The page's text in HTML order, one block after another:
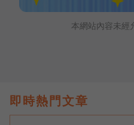
本網站內容未經
即時熱門文章